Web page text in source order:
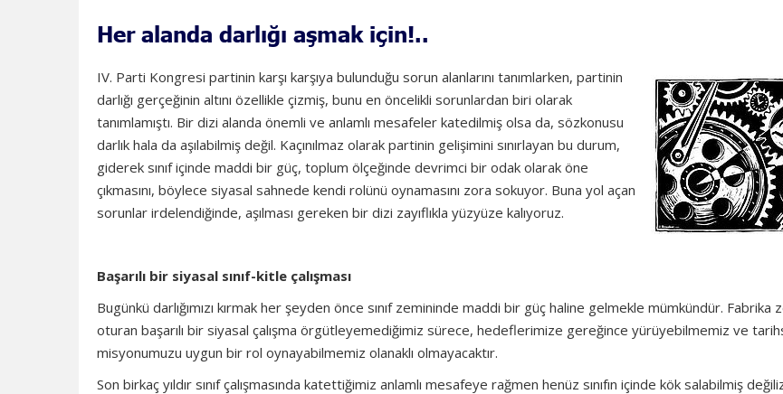
Her alanda darlığı aşmak için!..
IV. Parti Kongresi partinin karşı karşıya bulunduğu sorun alanlarını tanımlarken, partinin
darlığı gerçeğinin altını özellikle çizmiş, bunu en öncelikli sorunlardan biri olarak
tanımlamıştı. Bir dizi alanda önemli ve anlamlı mesafeler katedilmiş olsa da, sözkonusu
darlık hala da aşılabilmiş değil. Kaçınılmaz olarak partinin gelişimini sınırlayan bu durum,
giderek sınıf içinde maddi bir güç, toplum ölçeğinde devrimci bir odak olarak öne
çıkmasını, böylece siyasal sahnede kendi rolünü oynamasını zora sokuyor. Buna yol açan
sorunlar irdelendiğinde, aşılması gereken bir dizi zayıflıkla yüzyüze kalıyoruz.
Başarılı bir siyasal sınıf-kitle çalışması
Bugünkü darlığımızı kırmak her şeyden önce sınıf zemininde maddi bir güç haline gelmekle mümkündür. Fabrika
oturan başarılı bir siyasal çalışma örgütleyemediğimiz sürece, hedeflerimize gereğince yürüyebilmemiz ve
misyonumuzu uygun bir rol oynayabilmemiz olanaklı olmayacaktır.
Son birkaç yıldır sınıf çalışmasında katettiğimiz anlamlı mesafeye rağmen henüz sınıfın içinde kök salabilmiş